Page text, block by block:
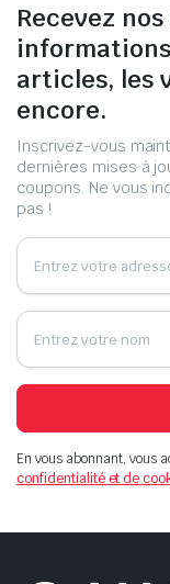
Recevez
articles, les
encore.
Inscrivez-vous
dernières mises à
coupons. Ne vous
pas !
En vous abonnant, vous
confidentialité et de